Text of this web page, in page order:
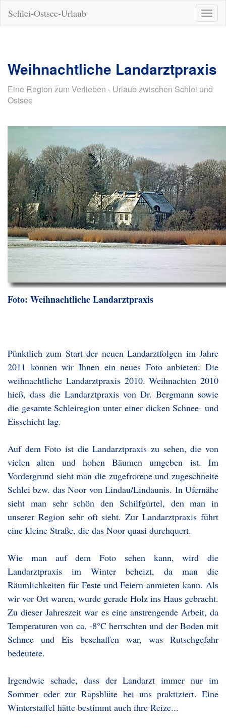
ein-/
Schlei-Ostsee-Urlaub
Weihnachtliche Landarztpraxis
Eine Region zum Verlieben - Urlaub zwischen Schlei und
Ostsee
Foto: Weihnachtliche Landarztpraxis
Pünktlich zum Start der neuen Landarztfolgen im Jahre
2011 können wir Ihnen ein neues Foto anbieten: Die
weihnachtliche Landarztpraxis 2010. Weihnachten 2010
hieß, dass die Landarztpraxis von Dr. Bergmann sowie
die gesamte Schleiregion unter einer dicken Schnee- und
Eisschicht lag.
Auf dem Foto ist die Landarztpraxis zu sehen, die von
vielen alten und hohen Bäumen umgeben ist. Im
Vordergrund sieht man die zugefrorene und zugeschneite
Schlei bzw. das Noor von Lindau/Lindaunis. In Ufernähe
sieht man sehr schön den Schilfgürtel, den man in
unserer Region sehr oft sieht. Zur Landarztpraxis führt
eine kleine Straße, die das Noor quasi durchquert.
Wie man auf dem Foto sehen kann, wird die
Landarztpraxis im Winter beheizt, da man die
Räumlichkeiten für Feste und Feiern anmieten kann. Als
wir vor Ort waren, wurde gerade Holz ins Haus gebracht.
Zu dieser Jahreszeit war es eine anstrengende Arbeit, da
Temperaturen von ca. -8°C herrschten und der Boden mit
Schnee und Eis beschaffen war, was Rutschgefahr
bedeutete.
Irgendwie schade, dass der Landarzt immer nur im
Sommer oder zur Rapsblüte bei uns praktiziert. Eine
Winterstaffel hätte bestimmt auch ihre Reize...